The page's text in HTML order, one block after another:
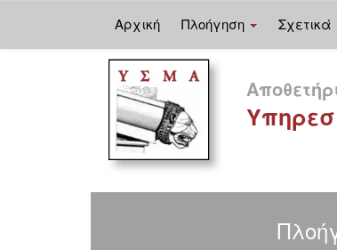
Αρχική Πλοήγηση Σχετικά